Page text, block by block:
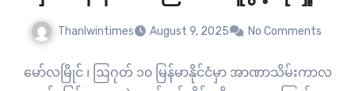
Thanlwintimes August 9, 2025 No Comments
မော်လမြိုင် ၊ ဩဂုတ် ၁၀ မြန်မာနိုင်ငံမှာ အာဏာသိမ်းကာလ